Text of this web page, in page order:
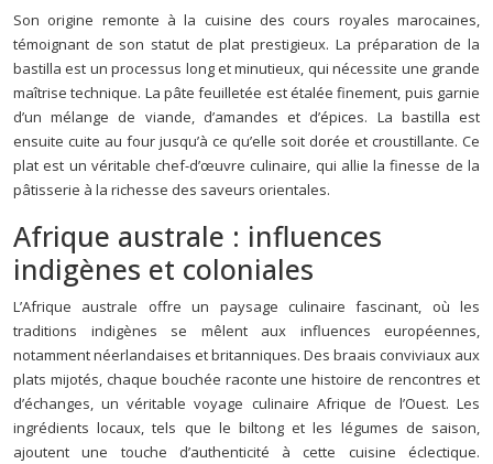
Son origine remonte à la cuisine des cours royales marocaines,
témoignant de son statut de plat prestigieux. La préparation de la
bastilla est un processus long et minutieux, qui nécessite une grande
maîtrise technique. La pâte feuilletée est étalée finement, puis garnie
d’un mélange de viande, d’amandes et d’épices. La bastilla est
ensuite cuite au four jusqu’à ce qu’elle soit dorée et croustillante. Ce
plat est un véritable chef-d’œuvre culinaire, qui allie la finesse de la
pâtisserie à la richesse des saveurs orientales.
Afrique australe : influences
indigènes et coloniales
L’Afrique australe offre un paysage culinaire fascinant, où les
traditions indigènes se mêlent aux influences européennes,
notamment néerlandaises et britanniques. Des braais conviviaux aux
plats mijotés, chaque bouchée raconte une histoire de rencontres et
d’échanges, un véritable voyage culinaire Afrique de l’Ouest. Les
ingrédients locaux, tels que le biltong et les légumes de saison,
ajoutent une touche d’authenticité à cette cuisine éclectique.